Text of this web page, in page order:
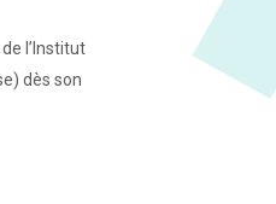
l’Institut
dès son